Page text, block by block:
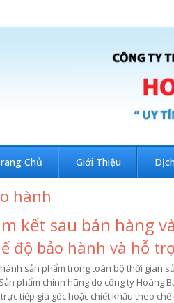
Chủ Giới Thiệu
hành
kết sau bán hàng
độ bảo hành và hỗ
sản phẩm trong toàn bộ thời gian
phẩm chính hãng do công ty Hoàng
tiếp giá gốc hoặc chiết khấu theo